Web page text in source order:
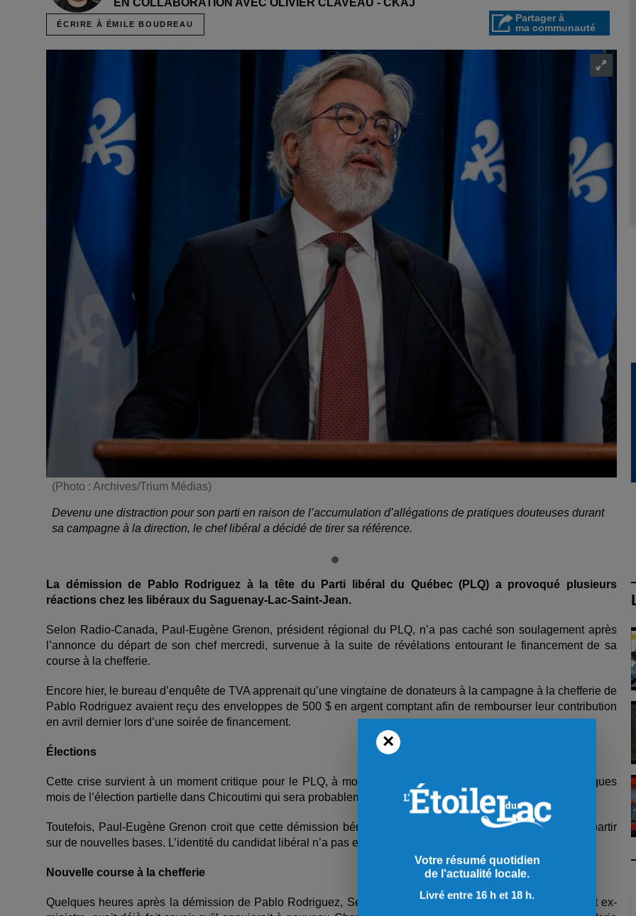
EN COLLABORATION AVEC OLIVIER CLAVEAU - CKAJ
ÉCRIRE À ÉMILE BOUDREAU
Partager à
ma communauté
(Photo : Archives/Trium Médias)
Devenu une distraction pour son parti en raison de l’accumulation d’allégations de pratiques douteuses durant
sa campagne à la direction, le chef libéral a décidé de tirer sa référence.
La démission de Pablo Rodriguez à la tête du Parti libéral du Québec (PLQ) a provoqué plusieurs
réactions chez les libéraux du Saguenay-Lac-Saint-Jean.
Selon Radio-Canada, Paul-Eugène Grenon, président régional du PLQ, n’a pas caché son soulagement après
l’annonce du départ de son chef mercredi, survenue à la suite de révélations entourant le financement de sa
course à la chefferie.
Encore hier, le bureau d’enquête de TVA apprenait qu’une vingtaine de donateurs à la campagne à la chefferie de
Pablo Rodriguez avaient reçu des enveloppes de 500 $ en argent comptant afin de rembourser leur contribution
en avril dernier lors d’une soirée de financement.
Élections
Cette crise survient à un moment critique pour le PLQ, à moins d’un an des élections générales et à quelques
mois de l’élection partielle dans Chicoutimi qui sera probablement déclenchée après les Fêtes.
Toutefois, Paul-Eugène Grenon croit que cette démission bénéficiera à son parti qui sera en mesure de repartir
sur de nouvelles bases. L’identité du candidat libéral n’a pas encore été dévoilée.
Nouvelle course à la chefferie
Quelques heures après la démission de Pablo Rodriguez, Serge Simard, ancien député libéral de Dubuc et ex-
×
Votre résumé quotidien
de l'actualité locale.
Livré entre 16 h et 18 h.